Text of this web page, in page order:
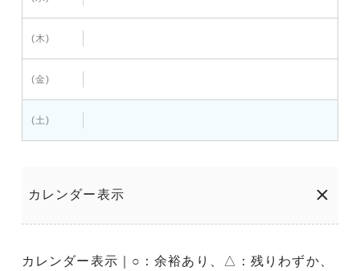
(木)
(金)
(土)
カレンダー表示
カレンダー表示｜○：余裕あり、△：残りわずか、